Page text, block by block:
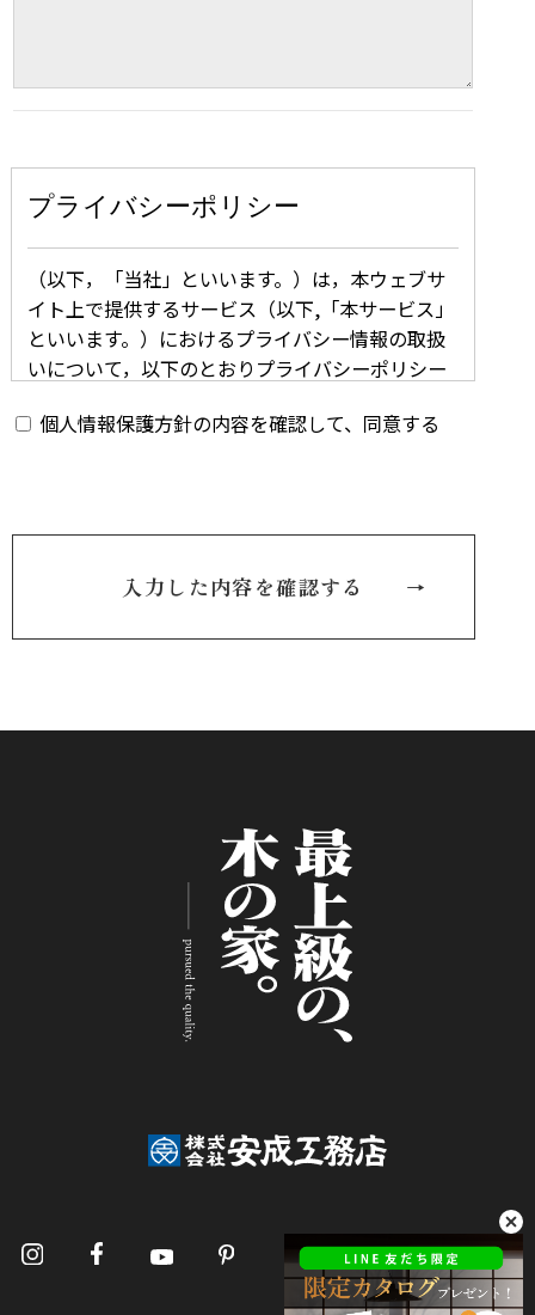
プライバシーポリシー
（以下，「当社」といいます。）は，本ウェブサ
イト上で提供するサービス（以下,「本サービス」
といいます。）におけるプライバシー情報の取扱
いについて，以下のとおりプライバシーポリシー
す。
プライバシー情報のうち「個人情報」とは，個人
情報保護法にいう「個人情報」を指すものとし，
生存する個人に関する情報であって，当該情報に
情報を指します。
だいた商品，ご覧になったページや広告の履歴，
ユーザーが検索された検索キーワード，ご利用日
時，ご利用の方法，ご利用環境，郵便番号や性
別，職業，年齢，ユーザーのIPアドレス，クッキ
ー情報，位置情報，端末の個体識別情報などを指
当社は，ユーザーが利用登録をする際に氏名，生
年月日，住所，電話番号，メールアドレス，銀行
号などの個人情報をお尋ねすることがあります。
また，ユーザーと提携先などとの間でなされたユ
ーザーの個人情報を含む取引記録や，決済に関す
個人情報保護方針の内容を確認して、同意する
入力した内容を確認する